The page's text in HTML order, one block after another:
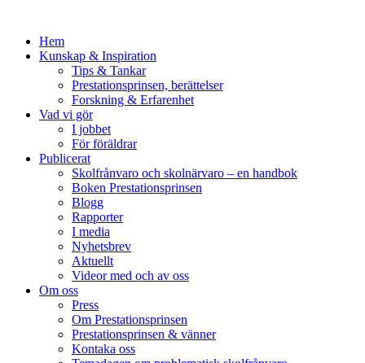
Hem
Kunskap & Inspiration
Tips & Tankar
Prestationsprinsen, berättelser
Forskning & Erfarenhet
Vad vi gör
I jobbet
För föräldrar
Publicerat
Skolfrånvaro och skolnärvaro – en handbok
Boken Prestationsprinsen
Blogg
Rapporter
I media
Nyhetsbrev
Aktuellt
Videor med och av oss
Om oss
Press
Om Prestationsprinsen
Prestationsprinsen & vänner
Kontaka oss